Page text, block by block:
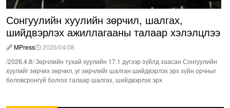
Сонгуулийн хуулийн зөрчил, шалгах,
шийдвэрлэх ажиллагааны талаар хэлэлцлээ
MPress
2026/04/08
/2026.4.8/ Зөрчлийн тухай хуулийн 17.1 дүгээр зүйлд заасан Сонгуулийн
хуулийг зөрчих зөрчил, уг зөрчлийг шалган шийдвэрлэх эрх зүйн орчныг
боловсронгуй болгох талаар шалгах, шийдвэрлэх эрх